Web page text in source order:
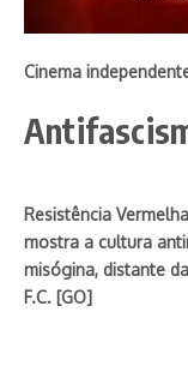
Cinema
Resistência
mostra a cultura
misógina, distante
F.C. [GO]